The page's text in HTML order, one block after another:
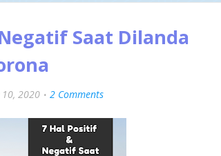
Saat Dilanda
2020 2 Comments